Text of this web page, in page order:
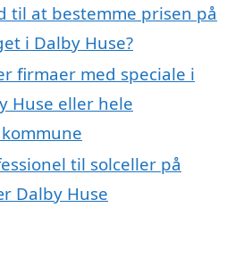
til at bestemme prisen på
i Dalby Huse?
firmaer med speciale i
Huse eller hele
til solceller på
Dalby Huse